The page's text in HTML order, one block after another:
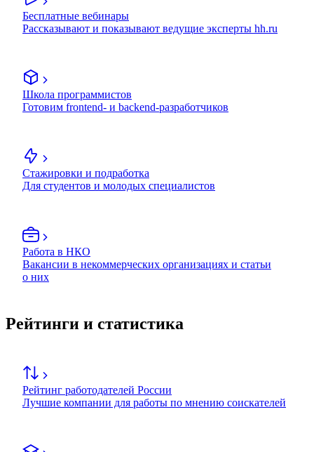
Бесплатные вебинары
Рассказывают и показывают ведущие эксперты hh.ru
Школа программистов
Готовим frontend- и backend-разработчиков
Стажировки и подработка
Для студентов и молодых специалистов
Работа в НКО
Вакансии в некоммерческих организациях и статьи
о них
Рейтинги и статистика
Рейтинг работодателей России
Лучшие компании для работы по мнению соискателей